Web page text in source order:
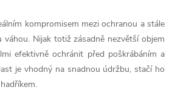
kompromisem mezi ochranou a stále
Nijak totiž zásadně nezvětší objem
efektivně ochránit před poškrábáním a
je vhodný na snadnou údržbu, stačí ho